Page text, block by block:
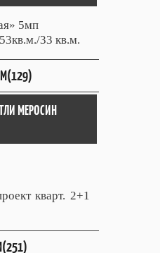
5мп
33 кв.м.
МЕРОСИН
кварт. 2+1